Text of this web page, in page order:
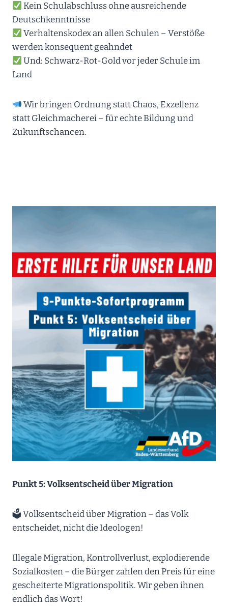
Kein Schulabschluss ohne ausreichende
Deutschkenntnisse
Verhaltenskodex an allen Schulen – Verstöße
werden konsequent geahndet
Und: Schwarz-Rot-Gold vor jeder Schule im
Land
Wir bringen Ordnung statt Chaos, Exzellenz
statt Gleichmacherei – für echte Bildung und
Zukunftschancen.
Punkt 5: Volksentscheid über Migration
🗳 Volksentscheid über Migration – das Volk
entscheidet, nicht die Ideologen!
Illegale Migration, Kontrollverlust, explodierende
Sozialkosten – die Bürger zahlen den Preis für eine
gescheiterte Migrationspolitik. Wir geben ihnen
endlich das Wort!